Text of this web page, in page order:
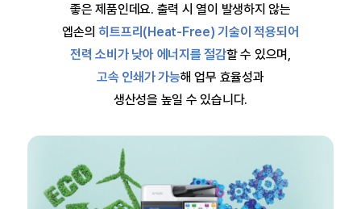
좋은 제품인데요. 출력 시 열이 발생하지 않는
엡손의히트프리(Heat-Free) 기술이 적용되어
전력 소비가 낮아 에너지를 절감할 수 있으며,
고속 인쇄가 가능해 업무 효율성과
생산성을 높일 수 있습니다.